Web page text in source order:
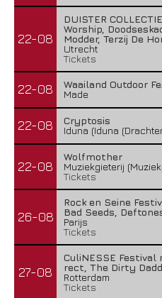
22-08
DUISTER
Worship,
Modder, Terzij De
Utrecht
Tickets
22-08
Waailand Outdoor
Made
22-08
Cryptosis
Iduna (Iduna
22-08
Wolfmother
Muziekgieterij
Tickets
26-08
Rock en Seine
Bad Seeds,
Parijs
Tickets
27-08
CuliNESSE Festival
rect, The Dirty
Rotterdam
Tickets